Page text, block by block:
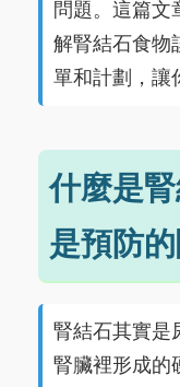
問題。這篇文
解腎結石食物
單和計劃，讓
什麼是
是預防
腎結石其實是
腎臟裡形成的